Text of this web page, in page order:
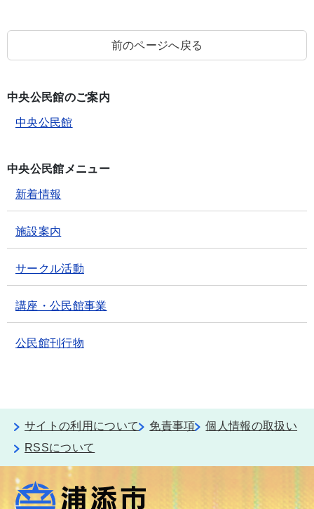
前のページへ戻る
中央公民館のご案内
中央公民館
中央公民館メニュー
新着情報
施設案内
サークル活動
講座・公民館事業
公民館刊行物
サイトの利用について 免責事項
個人情報の取扱い
RSSについて